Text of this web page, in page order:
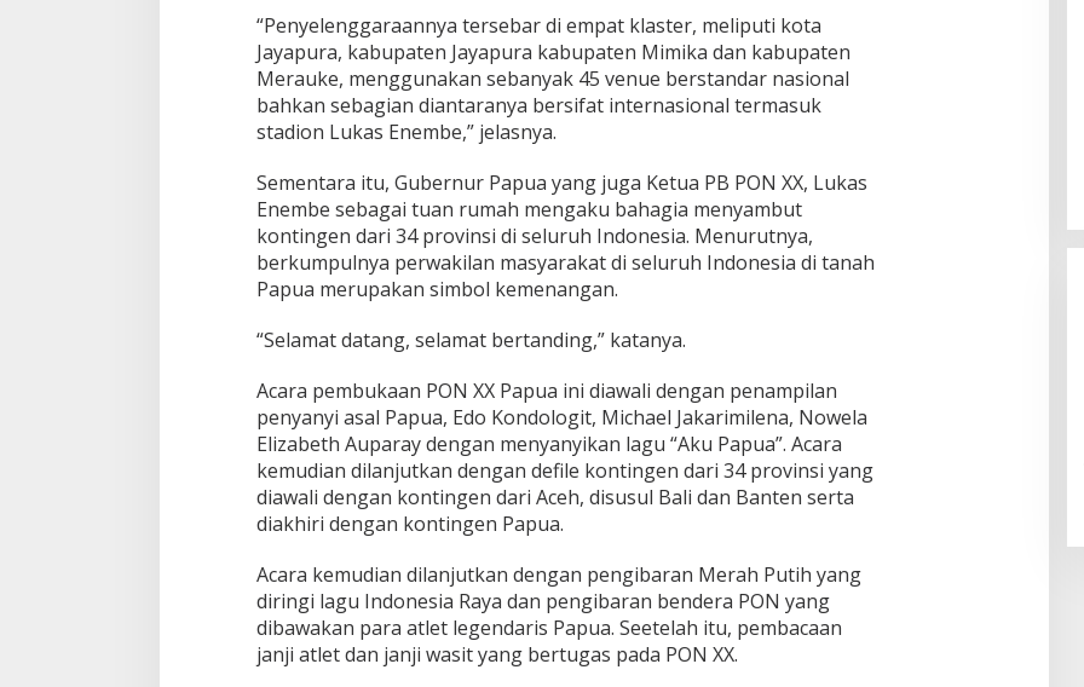
“Penyelenggaraannya tersebar di empat klaster, meliputi kota
Jayapura, kabupaten Jayapura kabupaten Mimika dan kabupaten
Merauke, menggunakan sebanyak 45 venue berstandar nasional
bahkan sebagian diantaranya bersifat internasional termasuk
stadion Lukas Enembe,” jelasnya.
Sementara itu, Gubernur Papua yang juga Ketua PB PON XX, Lukas
Enembe sebagai tuan rumah mengaku bahagia menyambut
kontingen dari 34 provinsi di seluruh Indonesia. Menurutnya,
berkumpulnya perwakilan masyarakat di seluruh Indonesia di tanah
Papua merupakan simbol kemenangan.
“Selamat datang, selamat bertanding,” katanya.
Acara pembukaan PON XX Papua ini diawali dengan penampilan
penyanyi asal Papua, Edo Kondologit, Michael Jakarimilena, Nowela
Elizabeth Auparay dengan menyanyikan lagu “Aku Papua”. Acara
kemudian dilanjutkan dengan defile kontingen dari 34 provinsi yang
diawali dengan kontingen dari Aceh, disusul Bali dan Banten serta
diakhiri dengan kontingen Papua.
Acara kemudian dilanjutkan dengan pengibaran Merah Putih yang
diringi lagu Indonesia Raya dan pengibaran bendera PON yang
dibawakan para atlet legendaris Papua. Seetelah itu, pembacaan
janji atlet dan janji wasit yang bertugas pada PON XX.